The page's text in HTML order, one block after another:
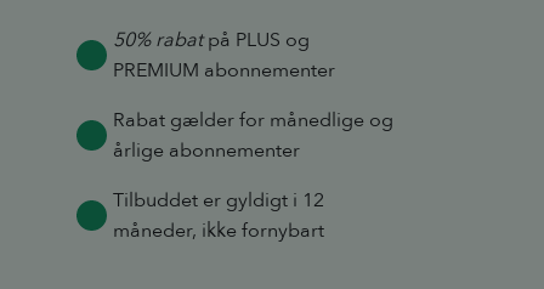
50% rabatpå PLUS og
PREMIUM abonnementer
Rabat gælder for månedlige og
årlige abonnementer
Tilbuddet er gyldigt i 12
måneder, ikke fornybart